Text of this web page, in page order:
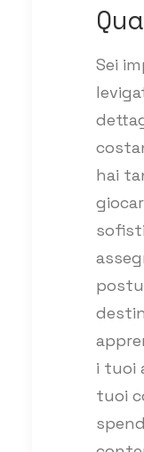
Sei
hai
i tuoi
tuoi